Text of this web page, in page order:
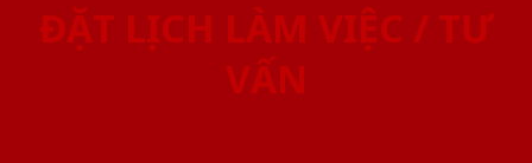
ĐẶT LỊCH LÀM VIỆC / TƯ
VẤN